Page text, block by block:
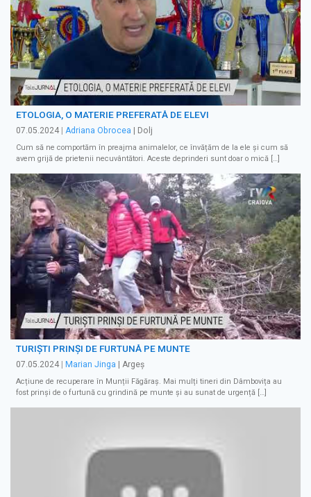
ETOLOGIA, O MATERIE PREFERATĂ DE ELEVI
07.05.2024 Adriana Obrocea | Dolj
Cum să ne comportăm în preajma animalelor, ce învățăm de la ele și cum să
avem grijă de prietenii necuvântători. Aceste deprinderi sunt doar o mică […]
TURIȘTI PRINȘI DE FURTUNĂ PE MUNTE
07.05.2024 Marian Jinga | Argeș
Acțiune de recuperare în Munții Făgăraș. Mai mulți tineri din Dâmbovița au
fost prinși de o furtună cu grindină pe munte și au sunat de urgență […]